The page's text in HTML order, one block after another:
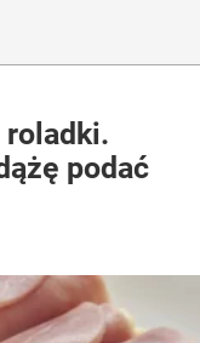
roladki.
podać